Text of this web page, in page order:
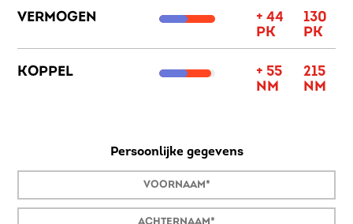
VERMOGEN
+ 44
PK
130
PK
KOPPEL
+ 55
NM
215
NM
Persoonlijke gegevens